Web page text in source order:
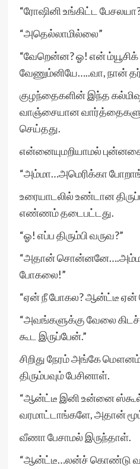
“ரோஷினி உங்கிட்ட
“அதெல்லாமில்லை”
“வேறென்ன? ஓ! என் ம்யூசிக்
வேணும்னியே…..வா, நான்
குழந்தைகளின் இந்த
வாஞ்சையான
செய்தது.
என்னையுமறியாமல்
“அம்மா…அமெரிக்கா
உரையாடலில் உண்டான
எண்ணம் தடைபட்டது.
“ஓ! எப்ப திரும்பி வருவ?”
“அதான்
போகலை!”
“ஏன் நீ போகல? ஆன்ட்டீ ஏன்
“அவங்களுக்கு வேலை
கூட இருப்பேன்.”
சிறிது நேரம் அங்கே மௌனம்
திரும்பவும் பேசினாள்.
“ஆன்ட்டீ இனி உன்னை
வரமாட்டாங்களே, அதான்
வீணா பேசாமல் இருந்தாள்.
“ஆன்ட்டீ…லன்ச் கொண்டு